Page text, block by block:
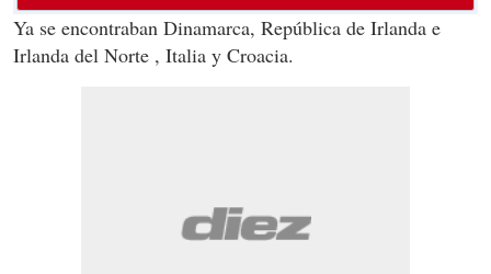
Ya se encontraban Dinamarca, República de Irlanda e
Irlanda del Norte , Italia y Croacia.